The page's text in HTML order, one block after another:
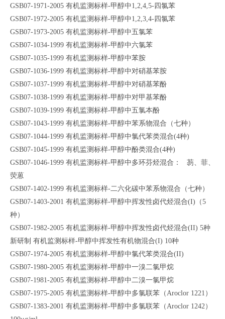
GSB07-1971-2005 有机监测标样-甲醇中1,2,4,5-四氯苯
GSB07-1972-2005 有机监测标样-甲醇中1,2,3,4-四氯苯
GSB07-1973-2005 有机监测标样-甲醇中五氯苯
GSB07-1034-1999 有机监测标样-甲醇中六氯苯
GSB07-1035-1999 有机监测标样-甲醇中苯胺
GSB07-1036-1999 有机监测标样-甲醇中对硝基苯胺
GSB07-1037-1999 有机监测标样-甲醇中对硝基苯酚
GSB07-1038-1999 有机监测标样-甲醇中对甲基苯酚
GSB07-1039-1999 有机监测标样-甲醇中五氯本酚
GSB07-1043-1999 有机监测标样-甲醇中苯系物混合（七种）
GSB07-1044-1999 有机监测标样-甲醇中氯代苯类混合(4种)
GSB07-1045-1999 有机监测标样-甲醇中酚类混合(4种)
GSB07-1046-1999 有机监测标样-甲醇中多环芬烃混合： 芴、菲、
荧蒽
GSB07-1402-1999 有机监测标样-二六化碳中苯系物混合（七种）
GSB07-1403-2001 有机监测标样-甲醇中挥发性卤代烃混合(I)（5
种）
GSB07-1982-2005 有机监测标样-甲醇中挥发性卤代烃混合(II) 5种
新研制 有机监测标样-甲醇中挥发性有机物混合(I) 10种
GSB07-1974-2005 有机监测标样-甲醇中氯代苯类混合(II)
GSB07-1980-2005 有机监测标样-甲醇中一溴二氯甲烷
GSB07-1981-2005 有机监测标样-甲醇中二溴一氯甲烷
GSB07-1975-2005 有机监测标样-甲醇中多氯联苯（Aroclor 1221）
GSB07-1383-2001 有机监测标样-甲醇中多氯联苯（Aroclor 1242）